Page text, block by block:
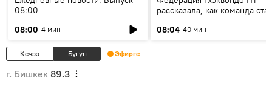
08:00
08:00 4 мин
рассказала, как команда
08:04 40 мин
Кечээ Бүгүн Эфирге
г. Бишкек 89.3